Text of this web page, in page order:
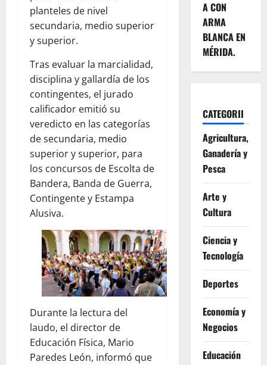
planteles de nivel
secundaria, medio superior
y superior.
Tras evaluar la marcialidad,
disciplina y gallardía de los
contingentes, el jurado
calificador emitió su
veredicto en las categorías
de secundaria, medio
superior y superior, para
los concursos de Escolta de
Bandera, Banda de Guerra,
Contingente y Estampa
Alusiva.
Durante la lectura del
laudo, el director de
Educación Física, Mario
Paredes León, informó que
A CON
ARMA
BLANCA EN
MÉRIDA.
CATEGORII
Agricultura,
Ganadería y
Pesca
Arte y
Cultura
Ciencia y
Tecnología
Deportes
Economía y
Negocios
Educación